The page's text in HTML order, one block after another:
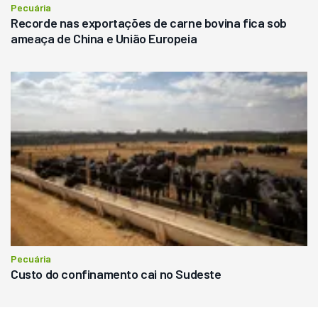
Pecuária
Recorde nas exportações de carne bovina fica sob
ameaça de China e União Europeia
Pecuária
Custo do confinamento cai no Sudeste